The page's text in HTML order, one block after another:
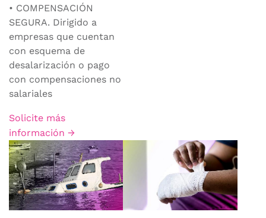
• COMPENSACIÓN
SEGURA. Dirigido a
empresas que cuentan
con esquema de
desalarización o pago
con compensaciones no
salariales
Solicite más
información →